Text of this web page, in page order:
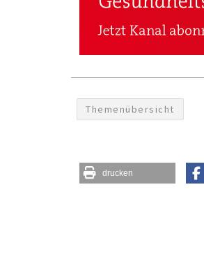
Themenübersicht
drucken